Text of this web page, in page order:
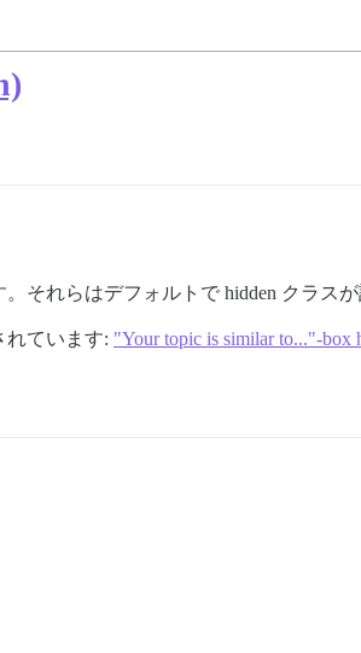
それらはデフォルトで hidden クラス
れています: "Your topic is similar to..."-box